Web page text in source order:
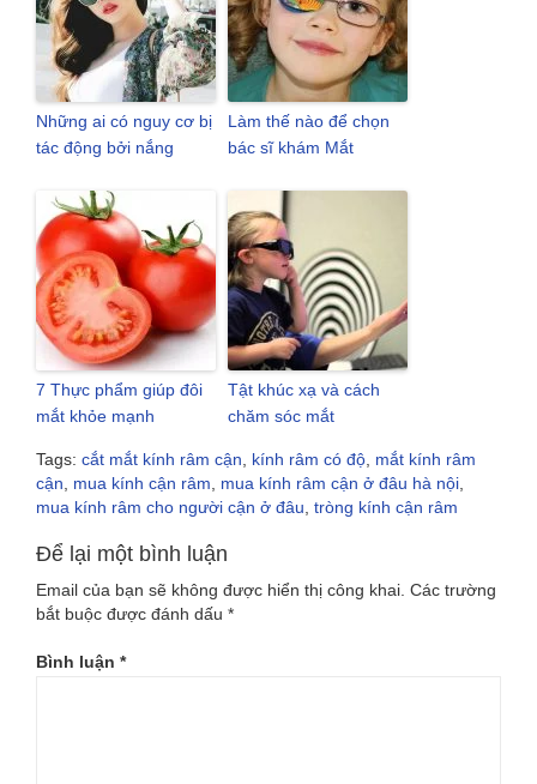
Những ai có nguy cơ bị
tác động bởi nắng
Làm thế nào để chọn
bác sĩ khám Mắt
7 Thực phẩm giúp đôi
mắt khỏe mạnh
Tật khúc xạ và cách
chăm sóc mắt
Tags: cắt mắt kính râm cận kính râm có độ mắt kính râm
cận
mua kính cận râm mua kính râm cận ở đâu hà nội
mua kính râm cho người cận ở đâu tròng kính cận râm
Để lại một bình luận
Email của bạn sẽ không được hiển thị công khai. Các trường
bắt buộc được đánh dấu *
Bình luận *